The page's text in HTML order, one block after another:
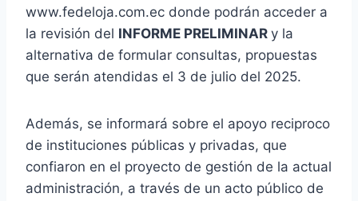
www.fedeloja.com.ec donde podrán acceder a
la revisión del INFORME PRELIMINAR y la
alternativa de formular consultas, propuestas
que serán atendidas el 3 de julio del 2025.
Además, se informará sobre el apoyo reciproco
de instituciones públicas y privadas, que
confiaron en el proyecto de gestión de la actual
administración, a través de un acto público de